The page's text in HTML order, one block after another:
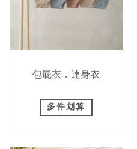
包屁衣．連身衣
多件划算